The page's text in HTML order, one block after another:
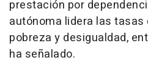
prestación por
autónoma lidera las
pobreza y desigualdad,
ha señalado.